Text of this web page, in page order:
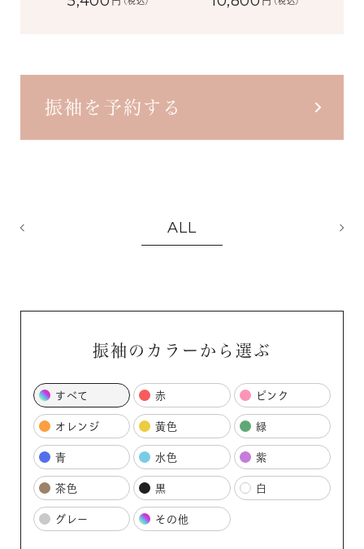
振袖を予約する
ALL
振袖のカラーから選ぶ
すべて 赤 ピンク
オレンジ 黄色 緑
青 水色 紫
茶色 黒 白
グレー その他